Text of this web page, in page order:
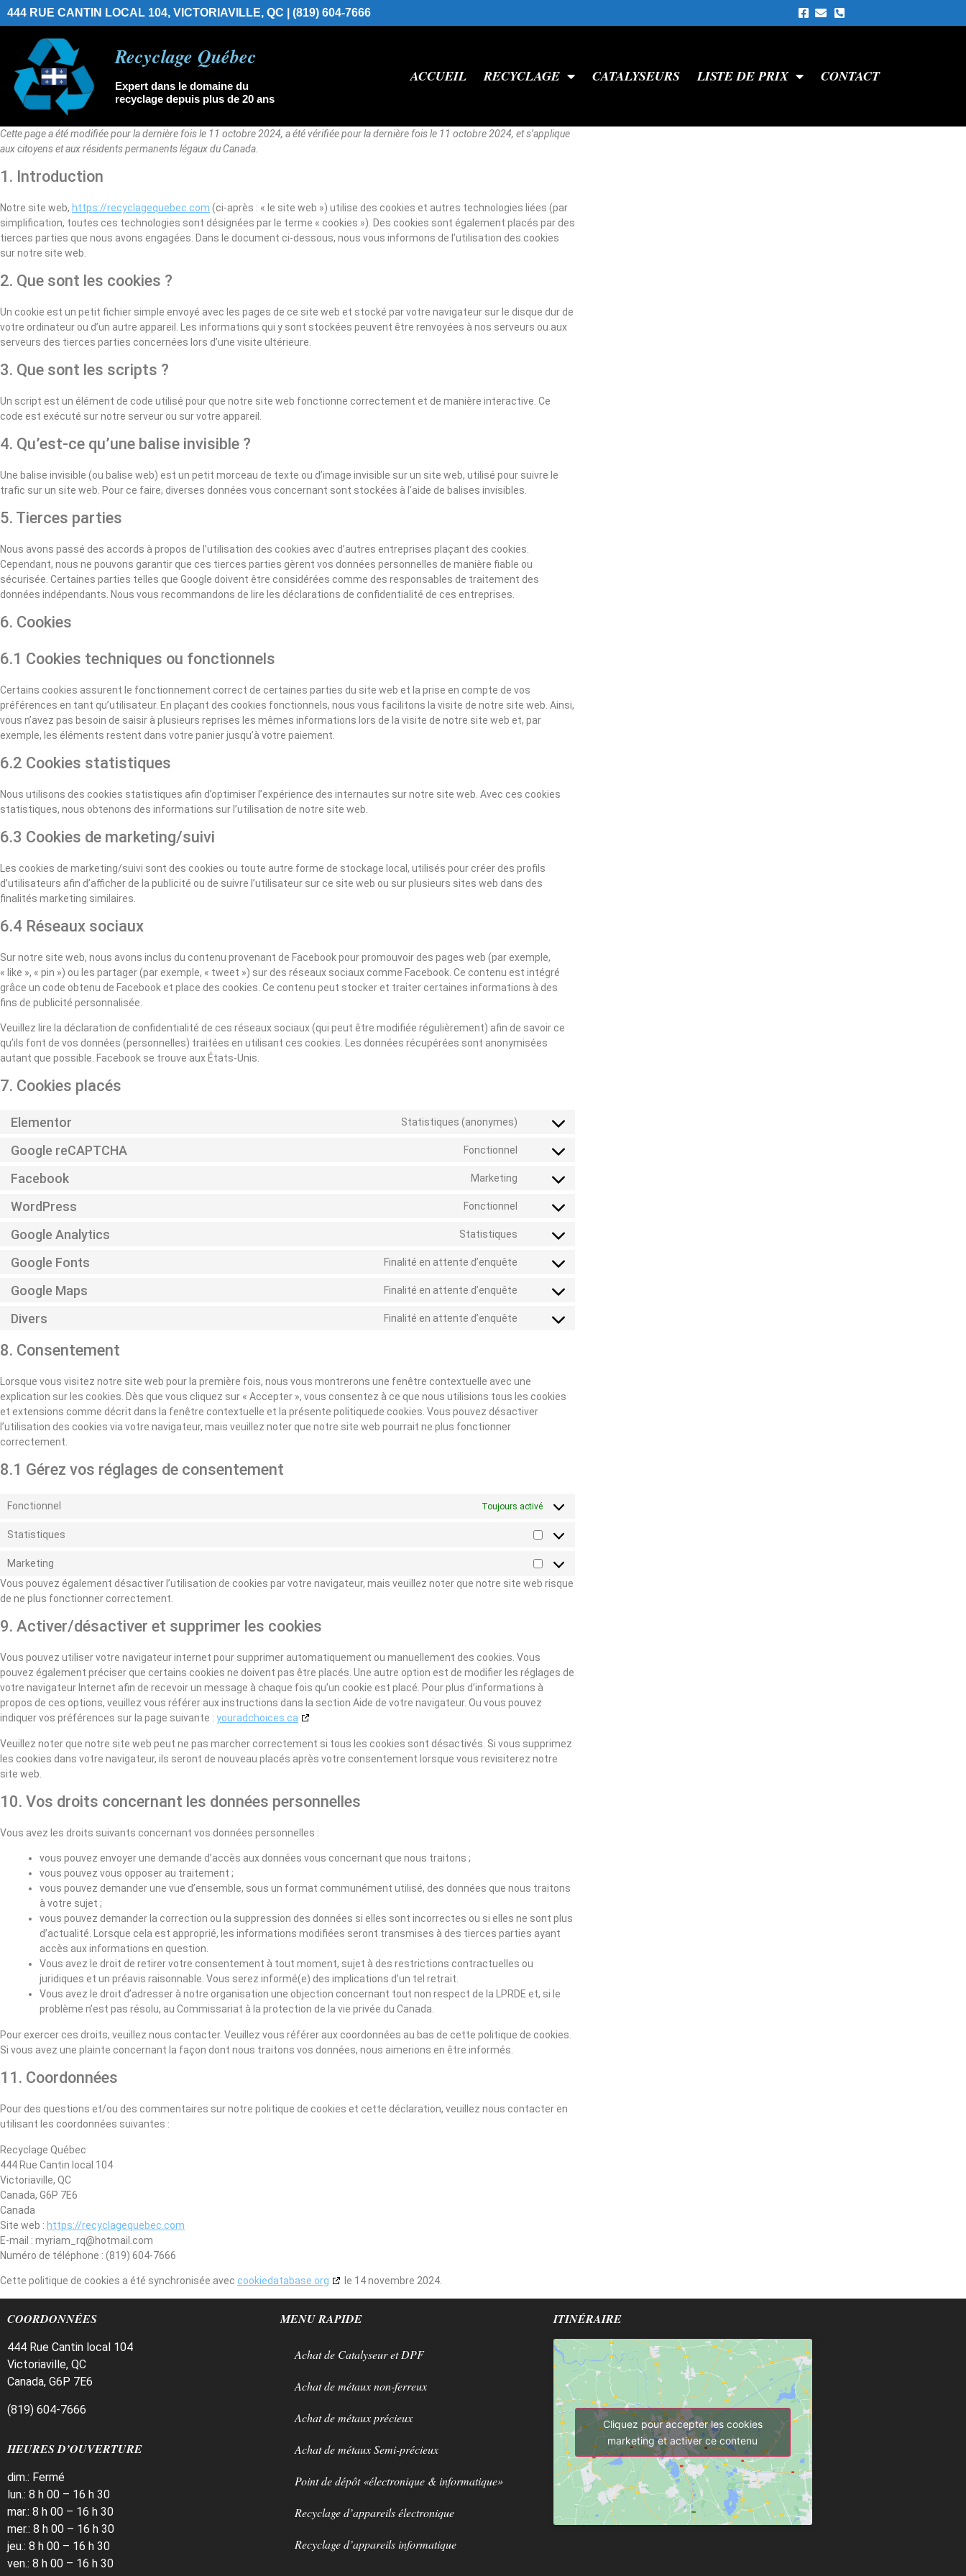
444 RUE CANTIN LOCAL 104, VICTORIAVILLE, QC | (819) 604-7666
Recyclage Québec
Expert dans le domaine du
recyclage depuis plus de 20 ans
ACCUEIL RECYCLAGE CATALYSEURS LISTE DE PRIX CONTACT
Cette page a été modifiée pour la dernière fois le 11 octobre 2024, a été vérifiée pour la dernière fois le 11 octobre 2024, et s’applique
aux citoyens et aux résidents permanents légaux du Canada.
1. Introduction
Notre site web, https://recyclagequebec.com (ci-après : « le site web ») utilise des cookies et autres technologies liées (par
simplification, toutes ces technologies sont désignées par le terme « cookies »). Des cookies sont également placés par des
tierces parties que nous avons engagées. Dans le document ci-dessous, nous vous informons de l’utilisation des cookies
sur notre site web.
2. Que sont les cookies ?
Un cookie est un petit fichier simple envoyé avec les pages de ce site web et stocké par votre navigateur sur le disque dur de
votre ordinateur ou d’un autre appareil. Les informations qui y sont stockées peuvent être renvoyées à nos serveurs ou aux
serveurs des tierces parties concernées lors d’une visite ultérieure.
3. Que sont les scripts ?
Un script est un élément de code utilisé pour que notre site web fonctionne correctement et de manière interactive. Ce
code est exécuté sur notre serveur ou sur votre appareil.
4. Qu’est-ce qu’une balise invisible ?
Une balise invisible (ou balise web) est un petit morceau de texte ou d’image invisible sur un site web, utilisé pour suivre le
trafic sur un site web. Pour ce faire, diverses données vous concernant sont stockées à l’aide de balises invisibles.
5. Tierces parties
Nous avons passé des accords à propos de l’utilisation des cookies avec d’autres entreprises plaçant des cookies.
Cependant, nous ne pouvons garantir que ces tierces parties gèrent vos données personnelles de manière fiable ou
sécurisée. Certaines parties telles que Google doivent être considérées comme des responsables de traitement des
données indépendants. Nous vous recommandons de lire les déclarations de confidentialité de ces entreprises.
6. Cookies
6.1 Cookies techniques ou fonctionnels
Certains cookies assurent le fonctionnement correct de certaines parties du site web et la prise en compte de vos
préférences en tant qu’utilisateur. En plaçant des cookies fonctionnels, nous vous facilitons la visite de notre site web. Ainsi,
vous n’avez pas besoin de saisir à plusieurs reprises les mêmes informations lors de la visite de notre site web et, par
exemple, les éléments restent dans votre panier jusqu’à votre paiement.
6.2 Cookies statistiques
Nous utilisons des cookies statistiques afin d’optimiser l’expérience des internautes sur notre site web. Avec ces cookies
statistiques, nous obtenons des informations sur l’utilisation de notre site web.
6.3 Cookies de marketing/suivi
Les cookies de marketing/suivi sont des cookies ou toute autre forme de stockage local, utilisés pour créer des profils
d’utilisateurs afin d’afficher de la publicité ou de suivre l’utilisateur sur ce site web ou sur plusieurs sites web dans des
finalités marketing similaires.
6.4 Réseaux sociaux
Sur notre site web, nous avons inclus du contenu provenant de Facebook pour promouvoir des pages web (par exemple,
« like », « pin ») ou les partager (par exemple, « tweet ») sur des réseaux sociaux comme Facebook. Ce contenu est intégré
grâce un code obtenu de Facebook et place des cookies. Ce contenu peut stocker et traiter certaines informations à des
fins de publicité personnalisée.
Veuillez lire la déclaration de confidentialité de ces réseaux sociaux (qui peut être modifiée régulièrement) afin de savoir ce
qu’ils font de vos données (personnelles) traitées en utilisant ces cookies. Les données récupérées sont anonymisées
autant que possible. Facebook se trouve aux États-Unis.
7. Cookies placés
Elementor Statistiques (anonymes)
Google reCAPTCHA Fonctionnel
Facebook Marketing
WordPress Fonctionnel
Google Analytics Statistiques
Google Fonts Finalité en attente d’enquête
Google Maps Finalité en attente d’enquête
Divers Finalité en attente d’enquête
8. Consentement
Lorsque vous visitez notre site web pour la première fois, nous vous montrerons une fenêtre contextuelle avec une
explication sur les cookies. Dès que vous cliquez sur « Accepter », vous consentez à ce que nous utilisions tous les cookies
et extensions comme décrit dans la fenêtre contextuelle et la présente politiquede cookies. Vous pouvez désactiver
l’utilisation des cookies via votre navigateur, mais veuillez noter que notre site web pourrait ne plus fonctionner
correctement.
8.1 Gérez vos réglages de consentement
Fonctionnel Toujours activé
Statistiques
Marketing
Vous pouvez également désactiver l’utilisation de cookies par votre navigateur, mais veuillez noter que notre site web risque
de ne plus fonctionner correctement.
9. Activer/désactiver et supprimer les cookies
Vous pouvez utiliser votre navigateur internet pour supprimer automatiquement ou manuellement des cookies. Vous
pouvez également préciser que certains cookies ne doivent pas être placés. Une autre option est de modifier les réglages de
votre navigateur Internet afin de recevoir un message à chaque fois qu’un cookie est placé. Pour plus d’informations à
propos de ces options, veuillez vous référer aux instructions dans la section Aide de votre navigateur. Ou vous pouvez
indiquer vos préférences sur la page suivante : youradchoices.ca
Veuillez noter que notre site web peut ne pas marcher correctement si tous les cookies sont désactivés. Si vous supprimez
les cookies dans votre navigateur, ils seront de nouveau placés après votre consentement lorsque vous revisiterez notre
site web.
10. Vos droits concernant les données personnelles
Vous avez les droits suivants concernant vos données personnelles :
vous pouvez envoyer une demande d’accès aux données vous concernant que nous traitons ;
vous pouvez vous opposer au traitement ;
vous pouvez demander une vue d’ensemble, sous un format communément utilisé, des données que nous traitons
à votre sujet ;
vous pouvez demander la correction ou la suppression des données si elles sont incorrectes ou si elles ne sont plus
d’actualité. Lorsque cela est approprié, les informations modifiées seront transmises à des tierces parties ayant
accès aux informations en question.
Vous avez le droit de retirer votre consentement à tout moment, sujet à des restrictions contractuelles ou
juridiques et un préavis raisonnable. Vous serez informé(e) des implications d’un tel retrait.
Vous avez le droit d’adresser à notre organisation une objection concernant tout non respect de la LPRDE et, si le
problème n’est pas résolu, au Commissariat à la protection de la vie privée du Canada.
Pour exercer ces droits, veuillez nous contacter. Veuillez vous référer aux coordonnées au bas de cette politique de cookies.
Si vous avez une plainte concernant la façon dont nous traitons vos données, nous aimerions en être informés.
11. Coordonnées
Pour des questions et/ou des commentaires sur notre politique de cookies et cette déclaration, veuillez nous contacter en
utilisant les coordonnées suivantes :
Recyclage Québec
444 Rue Cantin local 104
Victoriaville, QC
Canada, G6P 7E6
Canada
Site web : https://recyclagequebec.com
E-mail : myriam_rq@hotmail.com
Numéro de téléphone : (819) 604-7666
Cette politique de cookies a été synchronisée avec cookiedatabase.org le 14 novembre 2024.
COORDONNÉES
444 Rue Cantin local 104
Victoriaville, QC
Canada, G6P 7E6
(819) 604-7666
HEURES D’OUVERTURE
dim.: Fermé
lun.: 8 h 00 – 16 h 30
mar.: 8 h 00 – 16 h 30
mer.: 8 h 00 – 16 h 30
jeu.: 8 h 00 – 16 h 30
ven.: 8 h 00 – 16 h 30
MENU RAPIDE
Achat de Catalyseur et DPF
Achat de métaux non-ferreux
Achat de métaux précieux
Achat de métaux Semi-précieux
Point de dépôt «électronique & informatique»
Recyclage d’appareils électronique
Recyclage d’appareils informatique
ITINÉRAIRE
Cliquez pour accepter les cookies
marketing et activer ce contenu